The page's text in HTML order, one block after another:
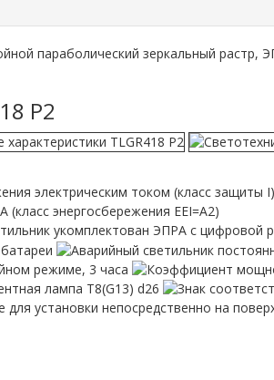
параболический зеркальный растр,
P2